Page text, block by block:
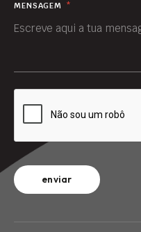
MENSAGEM *
enviar